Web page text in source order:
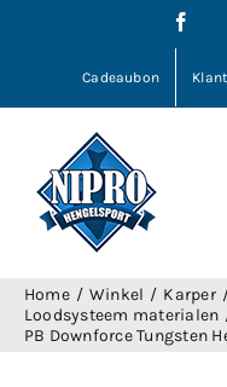
Cadeaubon
Home Winkel Karper
Loodsysteem materialen
PB Downforce Tungsten